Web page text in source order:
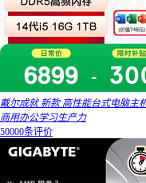
戴尔成就 新款 高性能台式电脑主
商用办公学习生产力
50000条评价